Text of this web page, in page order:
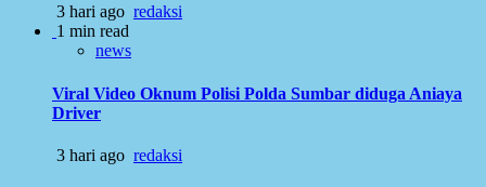
3 hari ago redaksi
1 min read
news
Viral Video Oknum Polisi Polda Sumbar diduga Aniaya
Driver
3 hari ago redaksi